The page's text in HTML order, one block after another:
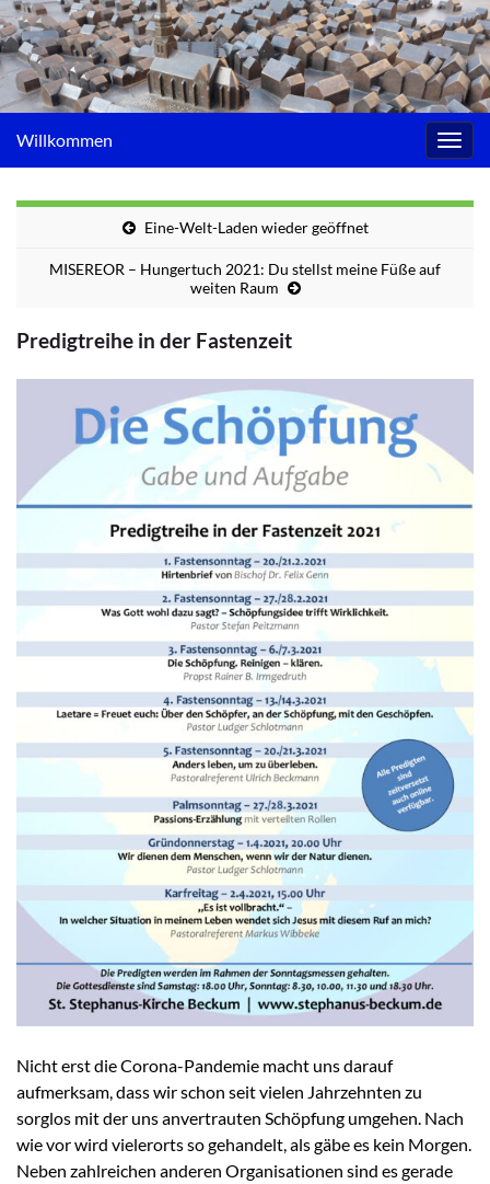
Willkommen
Eine-Welt-Laden wieder geöffnet
MISEREOR – Hungertuch 2021: Du stellst meine Füße auf
weiten Raum
Predigtreihe in der Fastenzeit
Nicht erst die Corona-Pandemie macht uns darauf
aufmerksam, dass wir schon seit vielen Jahrzehnten zu
sorglos mit der uns anvertrauten Schöpfung umgehen. Nach
wie vor wird vielerorts so gehandelt, als gäbe es kein Morgen.
Neben zahlreichen anderen Organisationen sind es gerade